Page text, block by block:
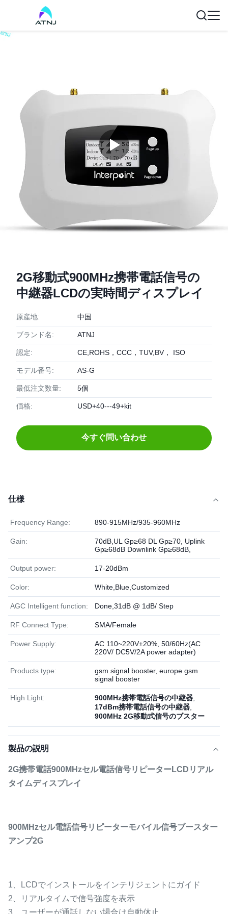
2G移動式900MHz携帯電話信号の
中継器LCDの実時間ディスプレイ
原産地: 中国
ブランド名: ATNJ
認定: CE,ROHS，CCC，TUV,BV， ISO
モデル番号: AS-G
最低注文数量: 5個
価格: USD+40---49+kit
今すぐ問い合わせ
仕様
Frequency Range: 890-915MHz/935-960MHz
Gain:
70dB,UL Gp≥68 DL Gp≥70, Uplink
Gp≥68dB Downlink Gp≥68dB,
Output power: 17-20dBm
Color: White,Blue,Customized
AGC Intelligent function: Done,31dB @ 1dB/ Step
RF Connect Type: SMA/Female
Power Supply:
AC 110~220V±20%, 50/60Hz(AC
220V/ DC5V/2A power adapter)
Products type:
gsm signal booster, europe gsm
signal booster
High Light: 900MHz携帯電話信号の中継器
17dBm携帯電話信号の中継器
900MHz 2G移動式信号のブスター
製品の説明
2G携帯電話900MHzセル電話信号リピーターLCDリアル
タイムディスプレイ
900MHzセル電話信号リピーターモバイル信号ブースター
アンプ2G
1、LCDでインストールをインテリジェントにガイド
2、リアルタイムで信号強度を表示
3、ユーザーが通話しない場合は自動休止